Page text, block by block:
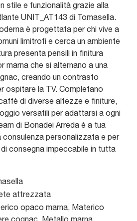
stile e funzionalità grazie alla
UNIT_AT143 di Tomasella.
è progettata per chi vive a
limitrofi e cerca un ambiente
presenta pensili in finitura
marna che si alternano a una
creando un contrasto
ospitare la TV. Completano
di diverse altezze e finiture,
versatili per adattarsi a ogni
di Bonadei Arreda è a tua
consulenza personalizzata e per
consegna impeccabile in tutta
attrezzata
opaco marna, Materico
cognac, Metallo marna